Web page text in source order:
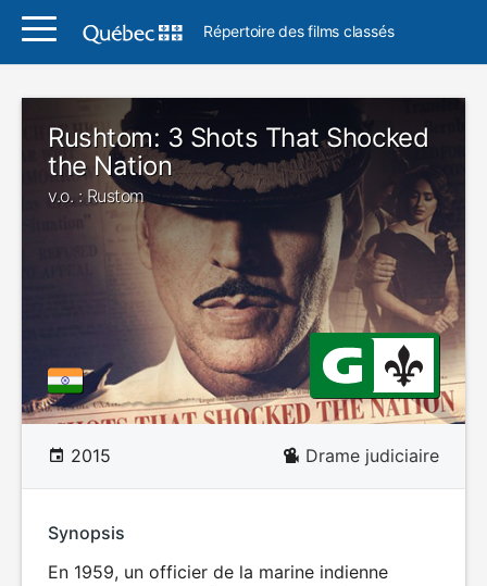
Répertoire des films classés
Rushtom: 3 Shots That Shocked
the Nation
v.o. : Rustom
2015 Drame judiciaire
Synopsis
En 1959, un officier de la marine indienne